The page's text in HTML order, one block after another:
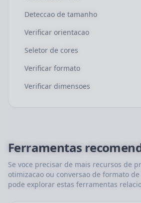
Deteccao de tamanho
Verificar orientacao
Seletor de cores
Verificar formato
Verificar dimensoes
Ferramentas
Se voce precisar de mais recursos de
otimizacao ou conversao de formato
pode explorar estas ferramentas